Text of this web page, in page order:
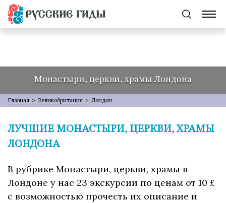
Монастыри, церкви, храмы Лондона
Главная > Великобритания > Лондон
ЛУЧШИЕ МОНАСТЫРИ, ЦЕРКВИ, ХРАМЫ
ЛОНДОНА
В рубрике Монастыри, церкви, храмы в
Лондоне у нас 23 экскурсии по ценам от 10 £
с возможностью прочесть их описание и